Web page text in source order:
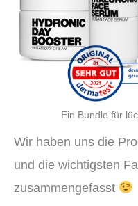
Ein Bundle für
Wir haben uns die
und die wichtigsten
zusammengefasst